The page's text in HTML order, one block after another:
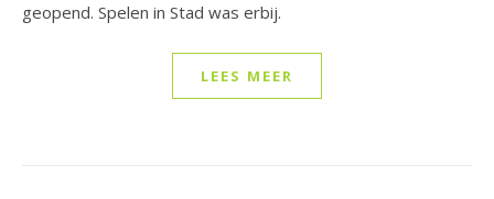
geopend. Spelen in Stad was erbij.
LEES MEER